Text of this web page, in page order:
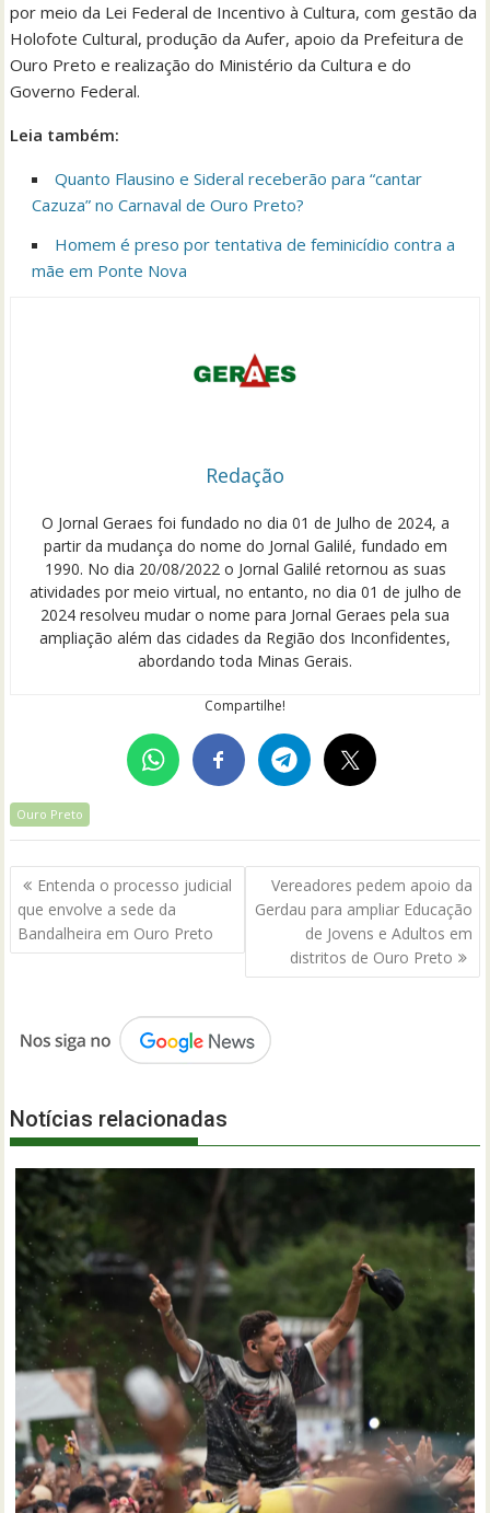
por meio da Lei Federal de Incentivo à Cultura, com gestão da
Holofote Cultural, produção da Aufer, apoio da Prefeitura de
Ouro Preto e realização do Ministério da Cultura e do
Governo Federal.
Leia também:
Quanto Flausino e Sideral receberão para “cantar
Cazuza” no Carnaval de Ouro Preto?
Homem é preso por tentativa de feminicídio contra a
mãe em Ponte Nova
Redação
O Jornal Geraes foi fundado no dia 01 de Julho de 2024, a
partir da mudança do nome do Jornal Galilé, fundado em
1990. No dia 20/08/2022 o Jornal Galilé retornou as suas
atividades por meio virtual, no entanto, no dia 01 de julho de
2024 resolveu mudar o nome para Jornal Geraes pela sua
ampliação além das cidades da Região dos Inconfidentes,
abordando toda Minas Gerais.
Compartilhe!
Ouro Preto
Navegação
de
Post
Entenda o processo judicial
que envolve a sede da
Bandalheira em Ouro Preto
Vereadores pedem apoio da
Gerdau para ampliar Educação
de Jovens e Adultos em
distritos de Ouro Preto
Notícias relacionadas